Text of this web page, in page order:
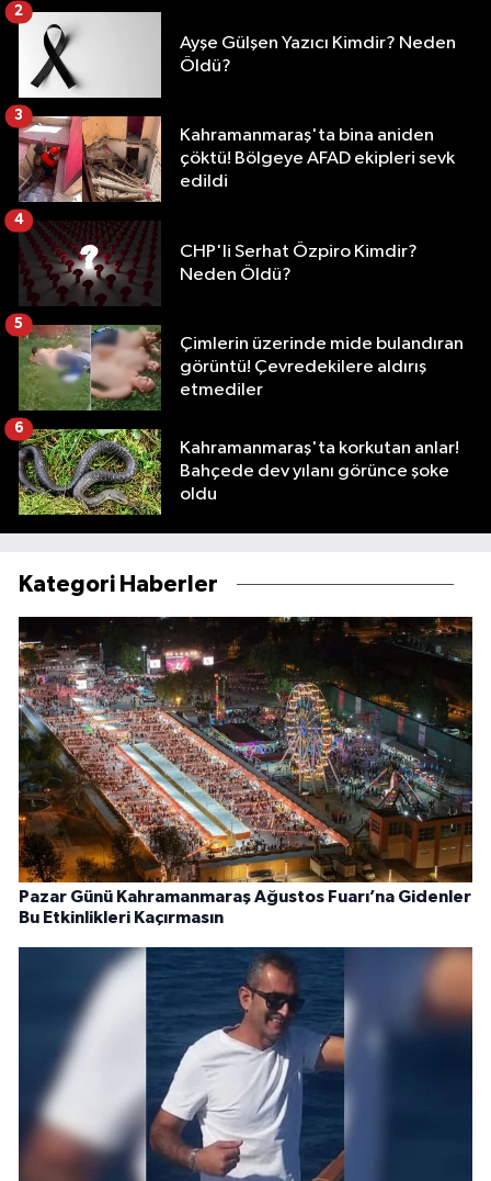
Ayşe Gülşen Yazıcı Kimdir? Neden
Öldü?
2
Kahramanmaraş'ta bina aniden
çöktü! Bölgeye AFAD ekipleri sevk
edildi
3
CHP'li Serhat Özpiro Kimdir?
Neden Öldü?
4
Çimlerin üzerinde mide bulandıran
görüntü! Çevredekilere aldırış
etmediler
5
Kahramanmaraş'ta korkutan anlar!
Bahçede dev yılanı görünce şoke
oldu
6
Kategori Haberler
Pazar Günü Kahramanmaraş Ağustos Fuarı’na Gidenler
Bu Etkinlikleri Kaçırmasın